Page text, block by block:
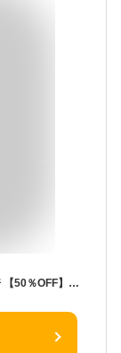
4月度月間優良ショップ受賞 今なら店内全品P10倍 【50％OFF】カメムシ 虫除け 虫よけ スプレー カメムシ寄せ付けない カメムシ対策 蚊 蚊よけ クモ コバエ アリ 虫 ベランダ 玄関 窓 防虫 忌避剤 殺虫成分不使用 天然精油 虫キライスプレー